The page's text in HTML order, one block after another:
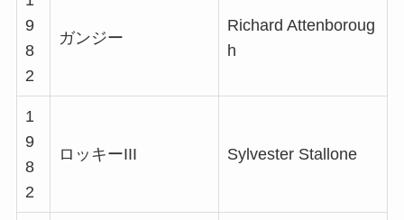
9
8
2
ガンジー
Richard Attenboroug
h
1
9
8
2
ロッキーIII Sylvester Stallone